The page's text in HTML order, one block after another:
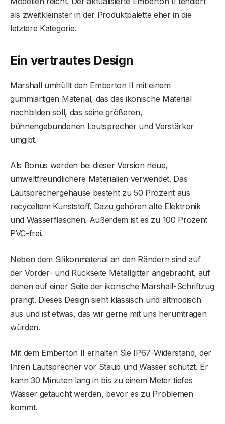
als zweitkleinster in der Produktpalette eher in die
letztere Kategorie.
Ein vertrautes Design
Marshall umhüllt den Emberton II mit einem
gummiartigen Material, das das ikonische Material
nachbilden soll, das seine größeren,
bühnengebundenen Lautsprecher und Verstärker
umgibt.
Als Bonus werden bei dieser Version neue,
umweltfreundlichere Materialien verwendet. Das
Lautsprechergehäuse besteht zu 50 Prozent aus
recyceltem Kunststoff. Dazu gehören alte Elektronik
und Wasserflaschen. Außerdem ist es zu 100 Prozent
PVC-frei.
Neben dem Silikonmaterial an den Rändern sind auf
der Vorder- und Rückseite Metallgitter angebracht, auf
denen auf einer Seite der ikonische Marshall-Schriftzug
prangt. Dieses Design sieht klassisch und altmodisch
aus und ist etwas, das wir gerne mit uns herumtragen
würden.
Mit dem Emberton II erhalten Sie IP67-Widerstand, der
Ihren Lautsprecher vor Staub und Wasser schützt. Er
kann 30 Minuten lang in bis zu einem Meter tiefes
Wasser getaucht werden, bevor es zu Problemen
kommt.